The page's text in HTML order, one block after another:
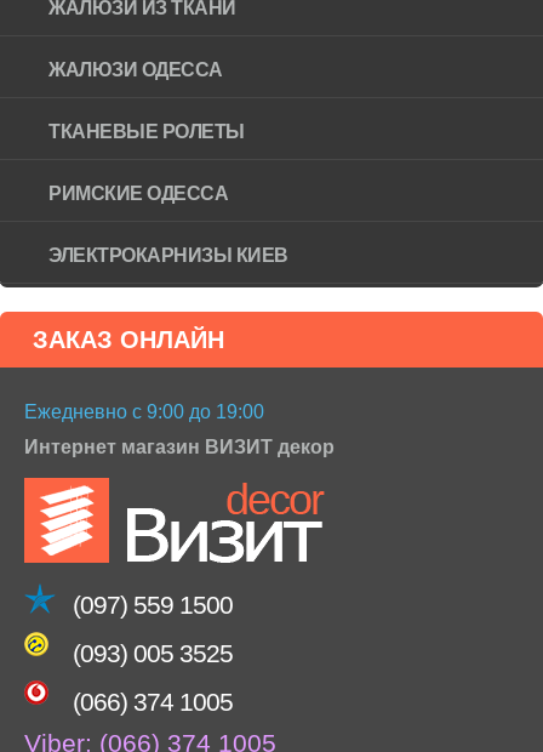
ЖАЛЮЗИ ИЗ ТКАНИ
ЖАЛЮЗИ ОДЕССА
ТКАНЕВЫЕ РОЛЕТЫ
РИМСКИЕ ОДЕССА
ЭЛЕКТРОКАРНИЗЫ КИЕВ
ЗАКАЗ ОНЛАЙН
Ежедневно с 9:00 до 19:00
Интернет магазин ВИЗИТ декор
(097) 559 1500
(093) 005 3525
(066) 374 1005
Viber: (066) 374 1005